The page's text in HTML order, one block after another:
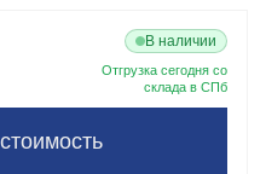
В наличии
Отгрузка сегодня со
склада в СПб